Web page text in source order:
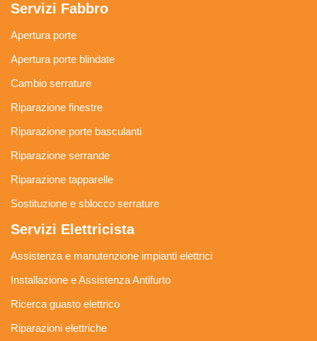
Servizi Fabbro
Apertura porte
Apertura porte blindate
Cambio serrature
Riparazione finestre
Riparazione porte basculanti
Riparazione serrande
Riparazione tapparelle
Sostituzione e sblocco serrature
Servizi Elettricista
Assistenza e manutenzione impianti elettrici
Installazione e Assistenza Antifurto
Ricerca guasto elettrico
Riparazioni elettriche